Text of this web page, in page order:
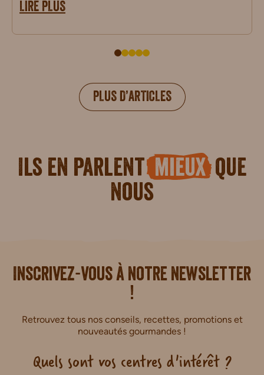
LIRE PLUS
PLUS D’ARTICLES
Ils en parlent mieuxque
nous
Inscrivez-vous à notre newsletter
!
Retrouvez tous nos conseils, recettes, promotions et
nouveautés gourmandes !
Quels sont vos centres d'intérêt ?